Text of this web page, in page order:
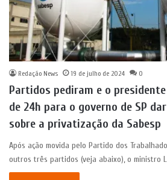
Redação News 19 de julho de 2024 0
Partidos pediram e o
de 24h para o governo de SP
sobre a privatização da Sabesp
Após ação movida pelo Partido dos
outros três partidos (veja abaixo), o ministro